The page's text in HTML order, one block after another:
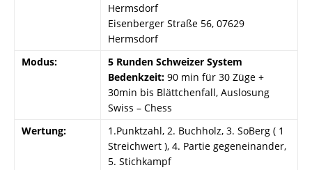
Hermsdorf
Eisenberger Straße 56, 07629
Hermsdorf
Modus:
5 Runden Schweizer System
Bedenkzeit: 90 min für 30 Züge +
30min bis Blättchenfall, Auslosung
Swiss – Chess
Wertung:
1.Punktzahl, 2. Buchholz, 3. SoBerg ( 1
Streichwert ), 4. Partie gegeneinander,
5. Stichkampf